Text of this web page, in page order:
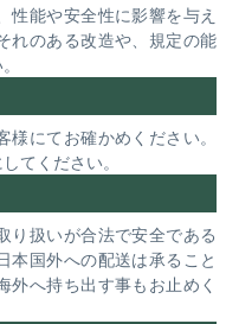
性能や安全性に影響を与え
れのある改造や、規定の能
にてお確かめください。
てください。
り扱いが合法で安全である
本国外への配送は承ること
外へ持ち出す事もお止めく